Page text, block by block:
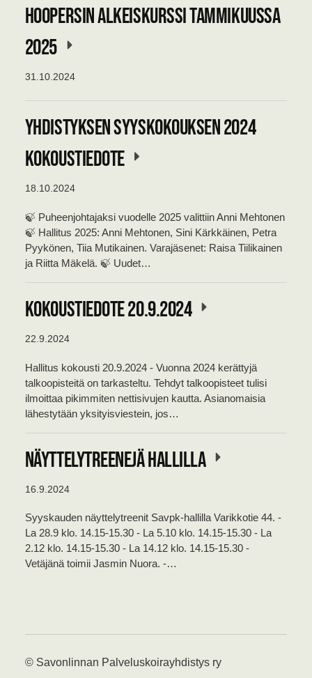
Hoopersin alkeiskurssi tammikuussa
2025
31.10.2024
Yhdistyksen syyskokouksen 2024
kokoustiedote
18.10.2024
🍃 Puheenjohtajaksi vuodelle 2025 valittiin Anni Mehtonen
🍃 Hallitus 2025: Anni Mehtonen, Sini Kärkkäinen, Petra
Pyykönen, Tiia Mutikainen. Varajäsenet: Raisa Tiilikainen
ja Riitta Mäkelä. 🍃 Uudet…
Kokoustiedote 20.9.2024
22.9.2024
Hallitus kokousti 20.9.2024 - Vuonna 2024 kerättyjä
talkoopisteitä on tarkasteltu. Tehdyt talkoopisteet tulisi
ilmoittaa pikimmiten nettisivujen kautta. Asianomaisia
lähestytään yksityisviestein, jos…
Näyttelytreenejä hallilla
16.9.2024
Syyskauden näyttelytreenit Savpk-hallilla Varikkotie 44. -
La 28.9 klo. 14.15-15.30 - La 5.10 klo. 14.15-15.30 - La
2.12 klo. 14.15-15.30 - La 14.12 klo. 14.15-15.30 -
Vetäjänä toimii Jasmin Nuora. -…
© Savonlinnan Palveluskoirayhdistys ry